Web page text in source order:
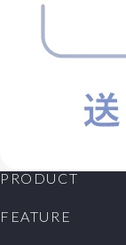
PRODUCT
FEATURE